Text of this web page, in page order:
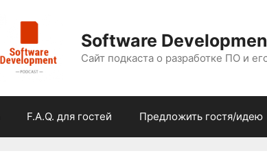
Software
Сайт подкаста о разработке ПО и
F.A.Q. для гостей Предложить гостя/идею